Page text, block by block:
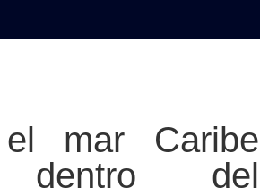
mar Caribe
dentro del